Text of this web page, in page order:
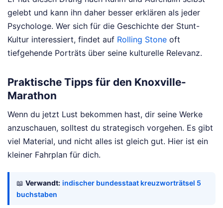
gelebt und kann ihn daher besser erklären als jeder
Psychologe. Wer sich für die Geschichte der Stunt-
Kultur interessiert, findet auf Rolling Stone oft
tiefgehende Porträts über seine kulturelle Relevanz.
Praktische Tipps für den Knoxville-
Marathon
Wenn du jetzt Lust bekommen hast, dir seine Werke
anzuschauen, solltest du strategisch vorgehen. Es gibt
viel Material, und nicht alles ist gleich gut. Hier ist ein
kleiner Fahrplan für dich.
📖 Verwandt: indischer bundesstaat kreuzworträtsel 5
buchstaben